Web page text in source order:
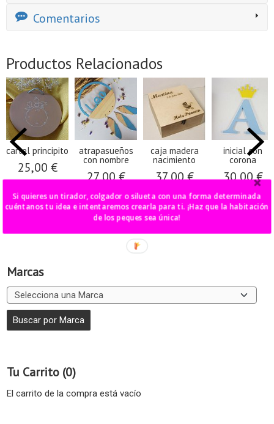
Marcas
Tu Carrito (0)
El carrito de la compra está vacío
Comentarios
Productos Relacionados
cartel principito
25,00 €
atrapasueños
con nombre
27,00 €
caja madera
nacimiento
37,00 €
inicial con
corona
30,00 €
Si quieres un tirador, colgador o silueta con una forma determinada
cuéntanos tu idea e intentaremos crearla para ti. ¡Haz que la habitación
de los peques sea única!